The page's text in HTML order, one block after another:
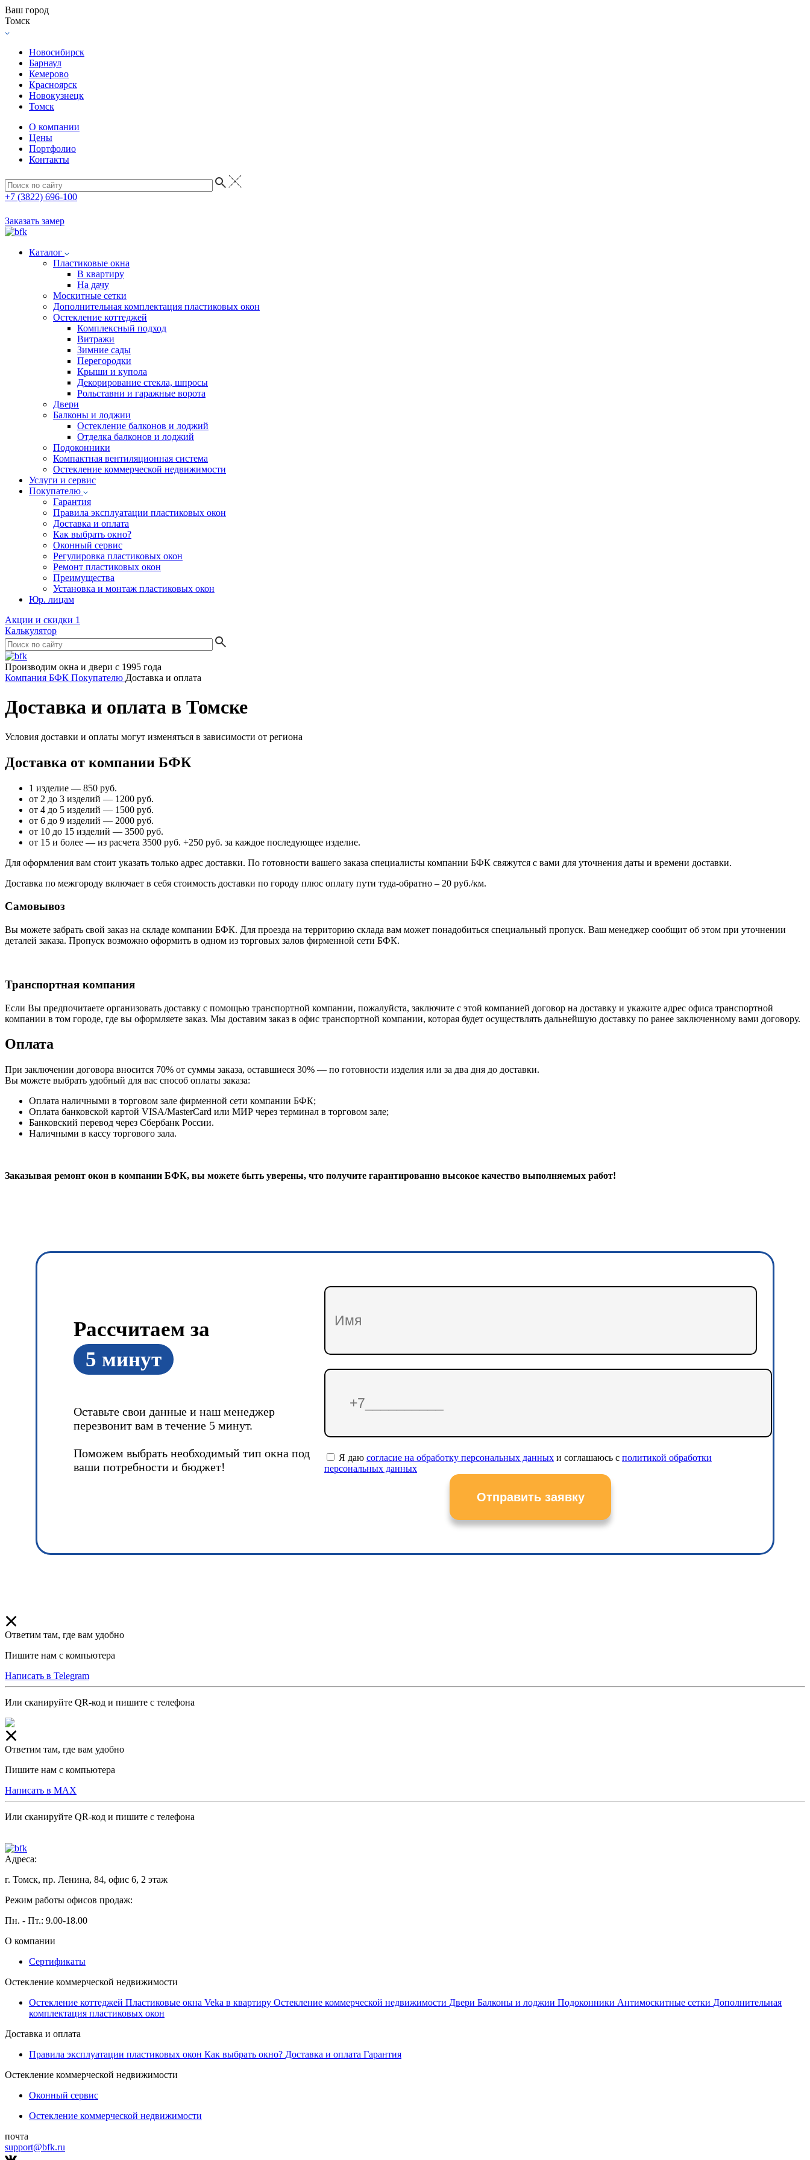
Ваш город
Томск
Новосибирск
Барнаул
Кемерово
Красноярск
Новокузнецк
Томск
О компании
Цены
Портфолио
Контакты
+7 (3822) 696-100
Заказать замер
Каталог
Пластиковые окна
В квартиру
На дачу
Москитные сетки
Дополнительная комплектация пластиковых окон
Остекление коттеджей
Комплексный подход
Витражи
Зимние сады
Перегородки
Крыши и купола
Декорирование стекла, шпросы
Рольставни и гаражные ворота
Двери
Балконы и лоджии
Остекление балконов и лоджий
Отделка балконов и лоджий
Подоконники
Компактная вентиляционная система
Остекление коммерческой недвижимости
Услуги и сервис
Покупателю
Гарантия
Правила эксплуатации пластиковых окон
Доставка и оплата
Как выбрать окно?
Оконный сервис
Регулировка пластиковых окон
Ремонт пластиковых окон
Преимущества
Установка и монтаж пластиковых окон
Юр. лицам
Акции и скидки 1
Калькулятор
Производим окна и двери с 1995 года
Компания БФК Покупателю Доставка и оплата
Доставка и оплата в Томске
Условия доставки и оплаты могут изменяться в зависимости от региона
Доставка от компании БФК
1 изделие — 850 руб.
от 2 до 3 изделий — 1200 руб.
от 4 до 5 изделий — 1500 руб.
от 6 до 9 изделий — 2000 руб.
от 10 до 15 изделий — 3500 руб.
от 15 и более — из расчета 3500 руб. +250 руб. за каждое последующее изделие.
Для оформления вам стоит указать только адрес доставки. По готовности вашего заказа специалисты компании БФК свяжутся с вами для уточнения даты и времени доставки.
Доставка по межгороду включает в себя стоимость доставки по городу плюс оплату пути туда-обратно ‒ 20 руб./км.
Самовывоз
Вы можете забрать свой заказ на складе компании БФК. Для проезда на территорию склада вам может понадобиться специальный пропуск. Ваш менеджер сообщит об этом при уточнении
деталей заказа. Пропуск возможно оформить в одном из торговых залов фирменной сети БФК.
Транспортная компания
Если Вы предпочитаете организовать доставку с помощью транспортной компании, пожалуйста, заключите с этой компанией договор на доставку и укажите адрес офиса транспортной
компании в том городе, где вы оформляете заказ. Мы доставим заказ в офис транспортной компании, которая будет осуществлять дальнейшую доставку по ранее заключенному вами договору.
Оплата
При заключении договора вносится 70% от суммы заказа, оставшиеся 30% — по готовности изделия или за два дня до доставки.
Вы можете выбрать удобный для вас способ оплаты заказа:
Оплата наличными в торговом зале фирменной сети компании БФК;
Оплата банковской картой VISA/MasterCard или МИР через терминал в торговом зале;
Банковский перевод через Сбербанк России.
Наличными в кассу торгового зала.
Заказывая ремонт окон в компании БФК, вы можете быть уверены, что получите гарантированно высокое качество выполняемых работ!
Рассчитаем за
5 минут
Оставьте свои данные и наш менеджер
перезвонит вам в течение 5 минут.
Поможем выбрать необходимый тип окна под
ваши потребности и бюджет!
Я даю согласие на обработку персональных данных и соглашаюсь с политикой обработки
персональных данных
Отправить заявку
Ответим там, где вам удобно
Пишите нам с компьютера
Написать в Telegram
Или сканируйте QR-код и пишите с телефона
Ответим там, где вам удобно
Пишите нам с компьютера
Написать в MAX
Или сканируйте QR-код и пишите с телефона
Адреса:
г. Томск, пр. Ленина, 84, офис 6, 2 этаж
Режим работы офисов продаж:
Пн. - Пт.: 9.00-18.00
О компании
Сертификаты
Остекление коммерческой недвижимости
Остекление коттеджей Пластиковые окна Veka в квартиру Остекление коммерческой недвижимости Двери Балконы и лоджии Подоконники Антимоскитные сетки Дополнительная
комплектация пластиковых окон
Доставка и оплата
Правила эксплуатации пластиковых окон Как выбрать окно? Доставка и оплата Гарантия
Остекление коммерческой недвижимости
Оконный сервис
Остекление коммерческой недвижимости
почта
support@bfk.ru